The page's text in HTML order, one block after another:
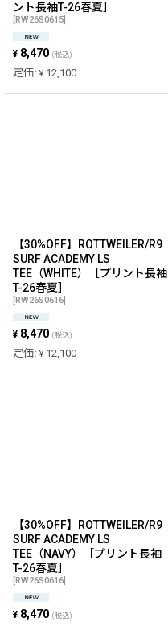
ント長袖T-26春夏］
[RW26S0615]
¥ 8,470 (税込)
定価: ¥ 12,100
【30%OFF】ROTTWEILER/R9
SURF ACADEMY LS
TEE（WHITE）［プリント長袖
T-26春夏］
[RW26S0616]
¥ 8,470 (税込)
定価: ¥ 12,100
【30%OFF】ROTTWEILER/R9
SURF ACADEMY LS
TEE（NAVY）［プリント長袖
T-26春夏］
[RW26S0616]
¥ 8,470 (税込)